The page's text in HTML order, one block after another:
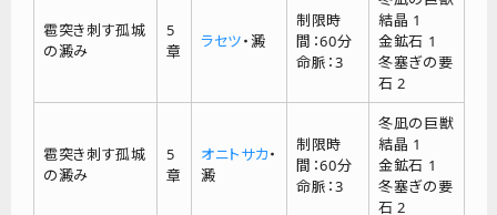
雹突き刺す孤城
の澱み
5
章
ラセツ・澱
制限時
間：60分
命脈：3
結晶 1
金鉱石 1
冬塞ぎの要
石 2
雹突き刺す孤城
の澱み
5
章
オニトサカ・
澱
制限時
間：60分
命脈：3
冬凪の巨獣
結晶 1
金鉱石 1
冬塞ぎの要
石 2